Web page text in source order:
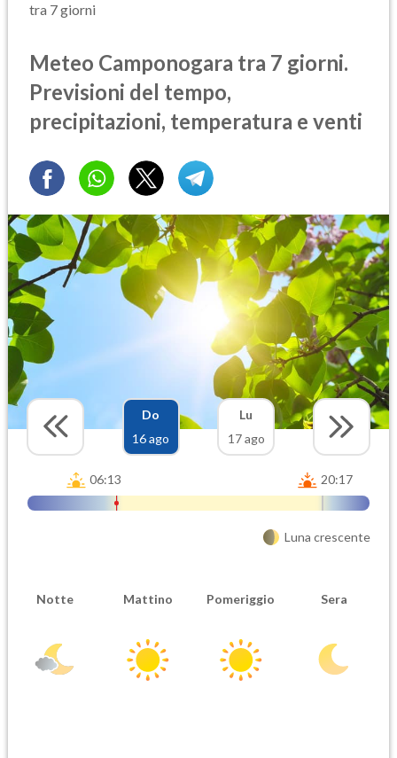
tra 7 giorni
Meteo Camponogara tra 7 giorni.
Previsioni del tempo,
precipitazioni, temperatura e venti
Do
16 ago
Lu
17 ago
06:13 20:17
Luna crescente
Notte Mattino Pomeriggio Sera